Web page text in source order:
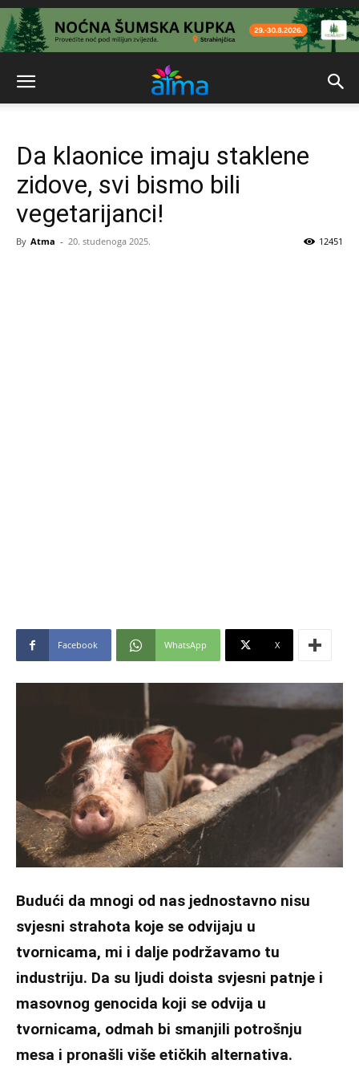
Da klaonice imaju staklene
zidove, svi bismo bili
vegetarijanci!
By Atma - 20. studenoga 2025. 12451
Facebook WhatsApp X
Budući da mnogi od nas jednostavno nisu
svjesni strahota koje se odvijaju u
tvornicama, mi i dalje podržavamo tu
industriju. Da su ljudi doista svjesni patnje i
masovnog genocida koji se odvija u
tvornicama, odmah bi smanjili potrošnju
mesa i pronašli više etičkih alternativa.